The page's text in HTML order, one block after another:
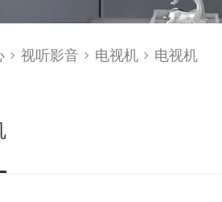
视听影音 电视机 电视机